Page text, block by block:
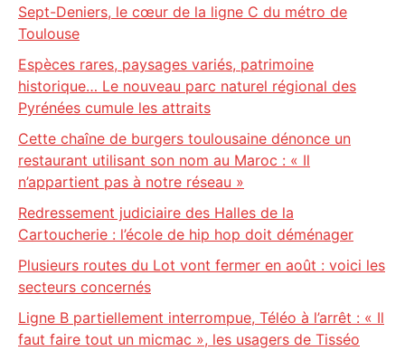
Sept-Deniers, le cœur de la ligne C du métro de
Toulouse
Espèces rares, paysages variés, patrimoine
historique… Le nouveau parc naturel régional des
Pyrénées cumule les attraits
Cette chaîne de burgers toulousaine dénonce un
restaurant utilisant son nom au Maroc : « Il
n’appartient pas à notre réseau »
Redressement judiciaire des Halles de la
Cartoucherie : l’école de hip hop doit déménager
Plusieurs routes du Lot vont fermer en août : voici les
secteurs concernés
Ligne B partiellement interrompue, Téléo à l’arrêt : « Il
faut faire tout un micmac », les usagers de Tisséo